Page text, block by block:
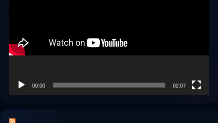
00:00 02:07